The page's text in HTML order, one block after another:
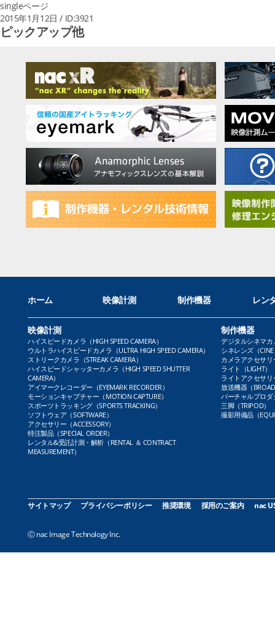
singleページ
2015年1月12日 / ID:3921
ピックアップ他
ホーム 映像計測 制作機器 レン
映像計測
ハイスピードカメラ（HIGH SPEED CAMERA）
ウルトラハイスピードカメラ（ULTRA HIGH SPEED CAMERA）
ストリークカメラ（STREAK CAMERA）
ハイスピードシャッターカメラ（HIGH SPEED SHUTTER
CAMERA）
アイマークレコーダー（EYEMARK RECORDER）
モーションキャプチャー（MOTION CAPTURE）
スポーツトラッキング（SPORTS TRACKING）
ソフトウェア（SOFTWARE）
アクセサリー（ACCESSORY）
特注製品（SPECIAL ORDER）
レンタル&受託計測・解析（RENTAL ＆ CONTRACT
MEASUREMENT）
制作機器
デジタルシネマカ
シネレンズ（CINE
カメラアクセサリ
ライト（LIGHT）
ライトアクセサリ
放送機器（
バーチャルプロダ
三脚（TRIPOD）
撮影用備品（
サイトマップ プライバシーポリシー 推奨環境 採用のご案内 nac
Ⓒ nac Image Technology Inc.